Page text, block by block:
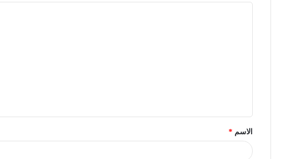
الاسم *